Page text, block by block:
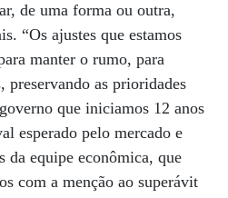
de uma forma ou outra,
“Os ajustes que estamos
manter o rumo, para
preservando as prioridades
que iniciamos 12 anos
esperado pelo mercado e
da equipe econômica, que
com a menção ao superávit